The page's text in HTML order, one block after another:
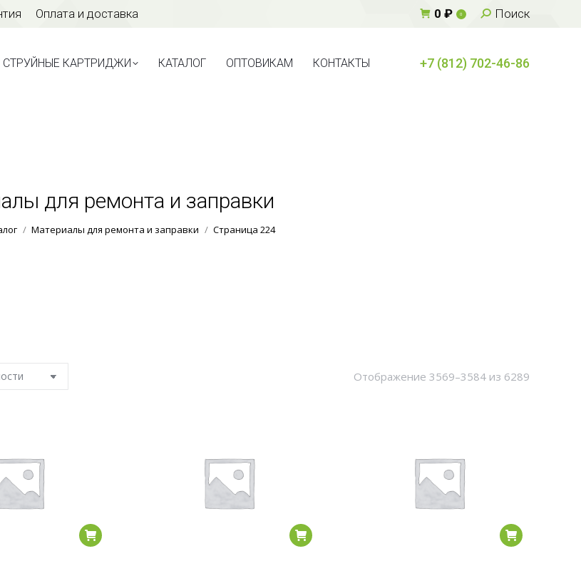
Оплата и доставка 0 ₽ 0 Поиск:
Поиск
СТРУЙНЫЕ КАРТРИДЖИ КАТАЛОГ ОПТОВИКАМ КОНТАКТЫ +7 (812) 702-46-86
для ремонта и заправки
Вы здесь:
Материалы для ремонта и заправки Страница 224
Отображение 3569–3584 из 6289